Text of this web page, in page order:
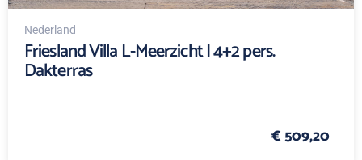
Nederland
Friesland Villa L-Meerzicht | 4+2 pers.
Dakterras
€ 509,20